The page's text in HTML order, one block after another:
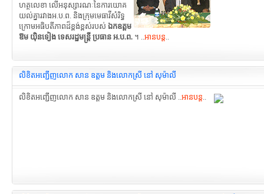
ហត្ថលេខា លើអនុស្សារណៈនៃការយោគ
យល់គ្នារវាងអ.ប.ព. និងក្រុមមេធាវីសំរិទ្ធ
ក្រោមអធិបតីភាពដ៏ខ្ពង់ខ្ពស់របស់ ឯកឧត្តម
ឱម យ៉ិនទៀង ទេសរដ្ឋមន្រ្តី ប្រធាន អ.ប.ព. ។ ..អានបន្ត..
លិខិតអញ្ជើញលោក សាន ឧត្តម និងលោកស្រី នៅ សុម៉ាលី
លិខិតអញ្ជើញលោក សាន ឧត្តម និងលោកស្រី នៅ សុម៉ាលី ..អានបន្ត..